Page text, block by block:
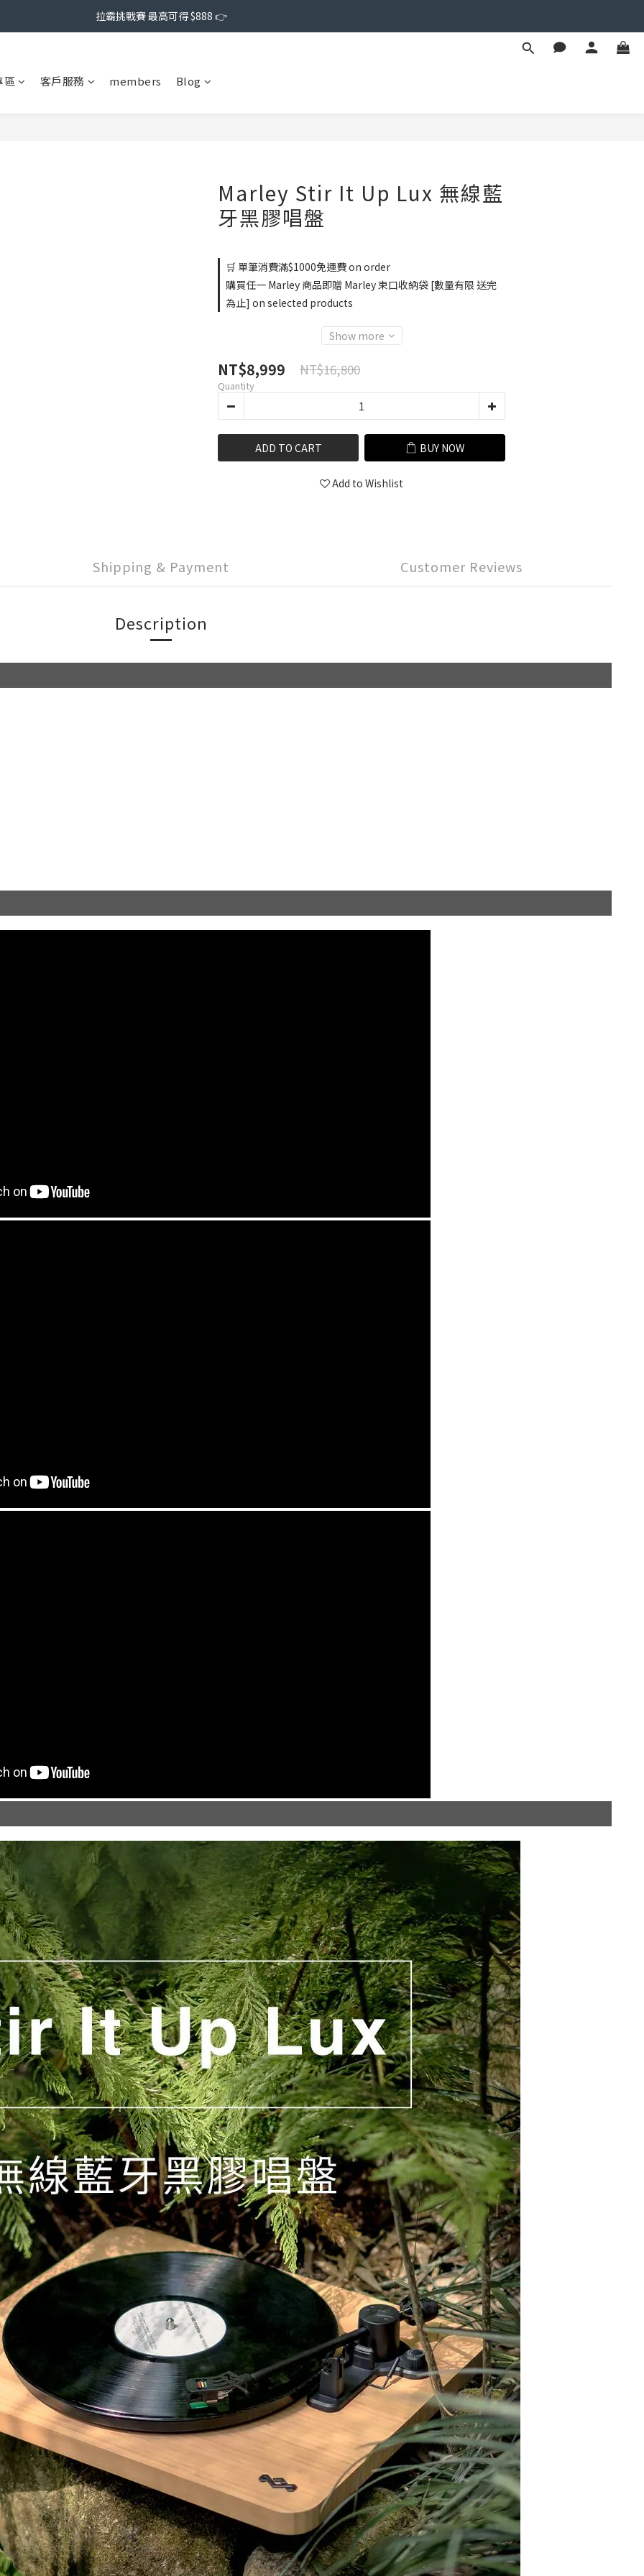
拉霸挑戰賽 最高可得 $888 👉
區 客戶服務 members Blog
Marley Stir It Up Lux 無線藍
牙黑膠唱盤
🛒 單筆消費滿$1000免運費 on order
購買任一 Marley 商品即贈 Marley 束口收納袋 [數量有限 送完
為止] on selected products
Show more
NT$8,999 NT$16,800
Quantity
ADD TO CART BUY NOW
Add to Wishlist
Shipping & Payment Customer Reviews
Description